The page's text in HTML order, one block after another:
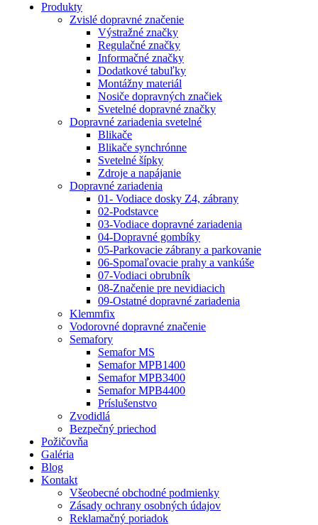
Produkty
Zvislé dopravné značenie
Výstražné značky
Regulačné značky
Informačné značky
Dodatkové tabuľky
Montážny materiál
Nosiče dopravných značiek
Svetelné dopravné značky
Dopravné zariadenia svetelné
Blikače
Blikače synchrónne
Svetelné šípky
Zdroje a napájanie
Dopravné zariadenia
01- Vodiace dosky Z4, zábrany
02-Podstavce
03-Vodiace dopravné zariadenia
04-Dopravné gombíky
05-Parkovacie zábrany a parkovanie
06-Spomaľovacie prahy a vankúše
07-Vodiaci obrubník
08-Značenie pre nevidiacich
09-Ostatné dopravné zariadenia
Klemmfix
Vodorovné dopravné značenie
Semafory
Semafor MS
Semafor MPB1400
Semafor MPB3400
Semafor MPB4400
Príslušenstvo
Zvodidlá
Bezpečný priechod
Požičovňa
Galéria
Blog
Kontakt
Všeobecné obchodné podmienky
Zásady ochrany osobných údajov
Reklamačný poriadok